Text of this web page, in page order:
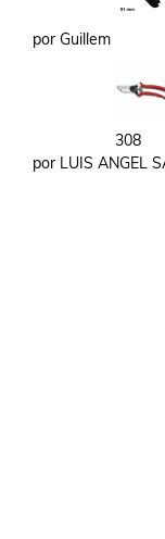
por Guillem
308
por LUIS ANGEL